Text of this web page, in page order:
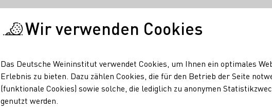
Wir verwenden Cookies
Das Deutsche Weininstitut verwendet Cookies, um Ihnen ein optimales
Erlebnis zu bieten. Dazu zählen Cookies, die für den Betrieb der Seite
(funktionale Cookies) sowie solche, die lediglich zu anonymen
genutzt werden.